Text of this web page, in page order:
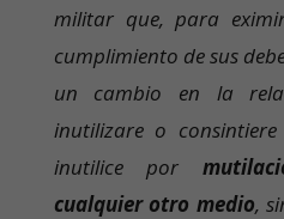
militar que, para
cumplimiento de sus
un cambio en la
inutilizare o
inutilice por
cualquier otro medio,